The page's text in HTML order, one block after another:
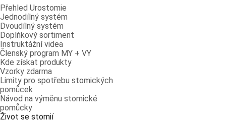
Přehled Urostomie
Jednodílný systém
Dvoudílný systém
Doplňkový sortiment
Instruktážní videa
Členský program MY + VY
Kde získat produkty
Vzorky zdarma
Limity pro spotřebu stomických
pomůcek
Návod na výměnu stomické
pomůcky
Život se stomií